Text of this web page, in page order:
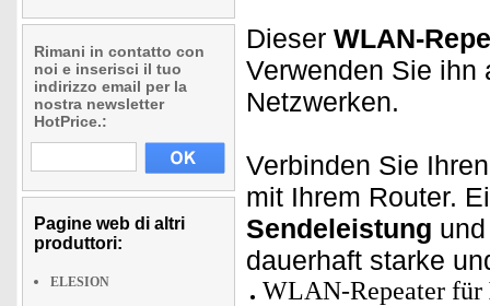
Rimani in contatto con
noi e inserisci il tuo
indirizzo email per la
nostra newsletter
HotPrice.:
Pagine web di altri
produttori:
ELESION
Dieser WLAN-
Verwenden Sie ihn
Netzwerken.
Verbinden Sie
mit Ihrem Router.
Sendeleistung
dauerhaft starke
WLAN-Repeater für